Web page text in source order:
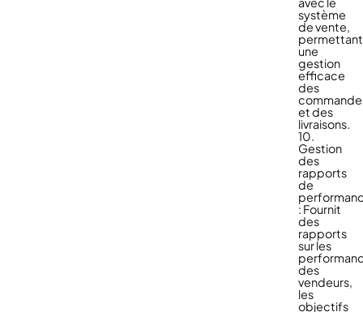
système
de vente,
permettant
une
gestion
efficace
des
et des
livraisons.
10.
Gestion
des
rapports
de
: Fournit
des
rapports
sur les
des
vendeurs,
les
objectifs